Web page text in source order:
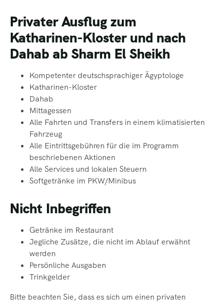
Privater Ausflug zum
Katharinen-Kloster und nach
Dahab ab Sharm El Sheikh
Kompetenter deutschsprachiger Ägyptologe
Katharinen-Kloster
Dahab
Mittagessen
Alle Fahrten und Transfers in einem klimatisierten
Fahrzeug
Alle Eintrittsgebühren für die im Programm
beschriebenen Aktionen
Alle Services und lokalen Steuern
Softgetränke im PKW/Minibus
Nicht Inbegriffen
Getränke im Restaurant
Jegliche Zusätze, die nicht im Ablauf erwähnt
werden
Persönliche Ausgaben
Trinkgelder
Bitte beachten Sie, dass es sich um einen privaten